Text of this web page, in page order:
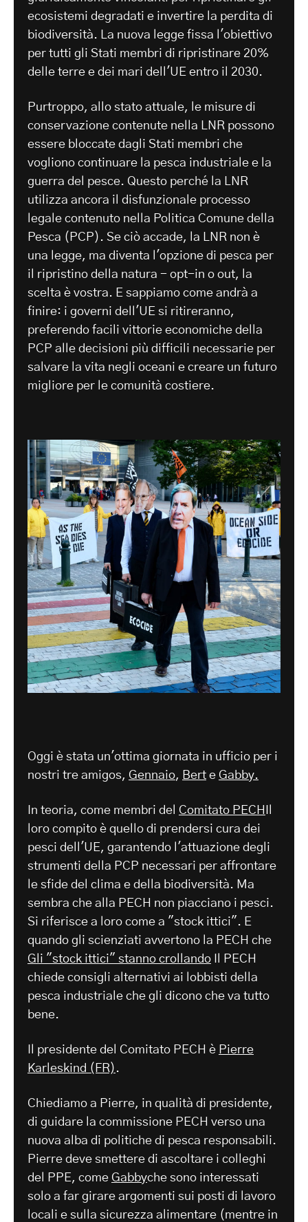
ecosistemi degradati e invertire la perdita di
biodiversità. La nuova legge fissa l'obiettivo
per tutti gli Stati membri di ripristinare 20%
delle terre e dei mari dell'UE entro il 2030.
Purtroppo, allo stato attuale, le misure di
conservazione contenute nella LNR possono
essere bloccate dagli Stati membri che
vogliono continuare la pesca industriale e la
guerra del pesce. Questo perché la LNR
utilizza ancora il disfunzionale processo
legale contenuto nella Politica Comune della
Pesca (PCP). Se ciò accade, la LNR non è
una legge, ma diventa l'opzione di pesca per
il ripristino della natura - opt-in o out, la
scelta è vostra. E sappiamo come andrà a
finire: i governi dell'UE si ritireranno,
preferendo facili vittorie economiche della
PCP alle decisioni più difficili necessarie per
salvare la vita negli oceani e creare un futuro
migliore per le comunità costiere.
Oggi è stata un'ottima giornata in ufficio per i
nostri tre amigos, Gennaio, Bert e Gabby.
In teoria, come membri del Comitato PECH
loro compito è quello di prendersi cura dei
pesci dell'UE, garantendo l'attuazione degli
strumenti della PCP necessari per affrontare
le sfide del clima e della biodiversità. Ma
sembra che alla PECH non piacciano i pesci.
Si riferisce a loro come a "stock ittici". E
quando gli scienziati avvertono la PECH che
Gli "stock ittici" stanno crollando Il PECH
chiede consigli alternativi ai lobbisti della
pesca industriale che gli dicono che va tutto
bene.
Il presidente del Comitato PECH è Pierre
Karleskind (FR) .
Chiediamo a Pierre, in qualità di presidente,
di guidare la commissione PECH verso una
nuova alba di politiche di pesca responsabili.
Pierre deve smettere di ascoltare i colleghi
del PPE, come Gabbyche sono interessati
solo a far girare argomenti sui posti di lavoro
locali e sulla sicurezza alimentare (mentre in